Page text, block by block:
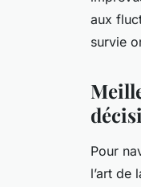
aux
survie
Pour
l’art de